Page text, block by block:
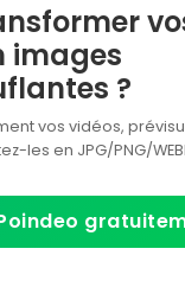
images
?
vos vidéos,
les en JPG/PNG/